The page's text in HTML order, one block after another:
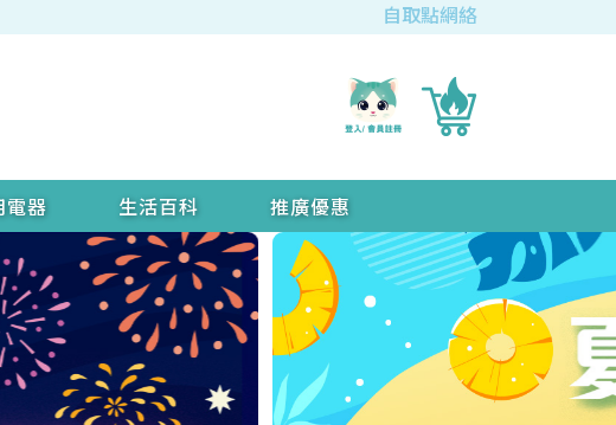
自取點網絡
電器 生活百科 推廣優惠